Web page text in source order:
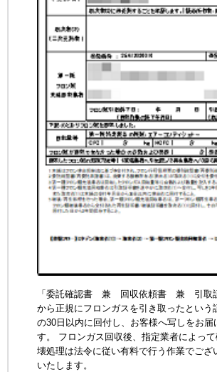
「委託確認書 兼 回収依頼書 兼 引取
から正規にフロンガスを引き取ったとい
の30日以内に回付し、お客様へ写しをお
す。 フロンガス回収後、指定業者によっ
壊処理は法令に従い有料で行う作業でご
いたします。